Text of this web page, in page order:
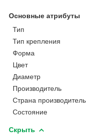
Основные атрибуты
Тип
Тип крепления
Форма
Цвет
Диаметр
Производитель
Страна производитель
Состояние
Скрыть